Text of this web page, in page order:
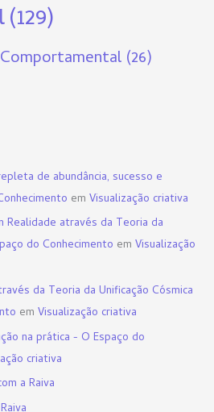
(129)
(26)
de abundância, sucesso e
emVisualização criativa
Realidade através da Teoria da
do Conhecimento emVisualização
da Teoria da Unificação Cósmica
emVisualização criativa
na prática - O Espaço do
criativa
a Raiva